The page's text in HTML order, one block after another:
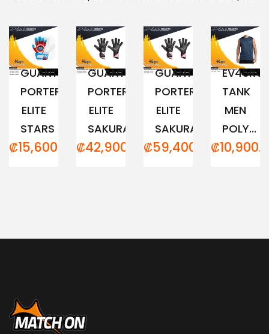
GUANTE
PORTERO
ELITE
STARS
₡15,600.00
GUANTE
PORTERO
ELITE
SAKURA...
₡42,900.00
GUANTE
PORTERO
ELITE
SAKURA...
₡59,400.00
TANK
MEN
POLY...
₡